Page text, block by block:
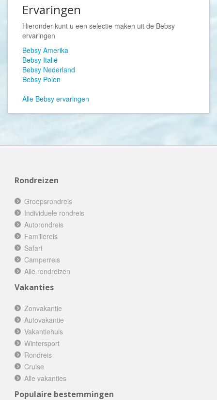
Ervaringen
Hieronder kunt u een selectie maken uit de Bebsy
ervaringen
Bebsy Amerika
Bebsy Italië
Bebsy Nederland
Bebsy Polen
Alle Bebsy ervaringen
Rondreizen
Groepsrondreis
Individuele rondreis
Autorondreis
Familiereis
Safari
Camperreis
Alle rondreizen
Vakanties
Zonvakantie
Autovakantie
Vakantiehuis
Wintersport
Rondreis
Cruise
Alle vakanties
Populaire bestemmingen